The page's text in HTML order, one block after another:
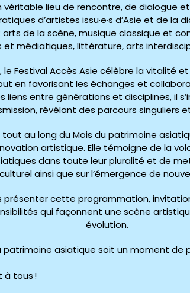
véritable lieu de rencontre, de dialogue
d’artistes issu·e·s d’Asie et de la
arts de la scène, musique classique et
et médiatiques, littérature, arts
le Festival Accès Asie célèbre la vitalité
en favorisant les échanges et
liens entre générations et disciplines, il
révélant des parcours singuliers
au long du Mois du patrimoine
artistique. Elle témoigne de la
dans toute leur pluralité et de
ainsi que sur l’émergence de
présenter cette programmation,
qui façonnent une scène
évolution.
asiatique soit un moment de
à tous !